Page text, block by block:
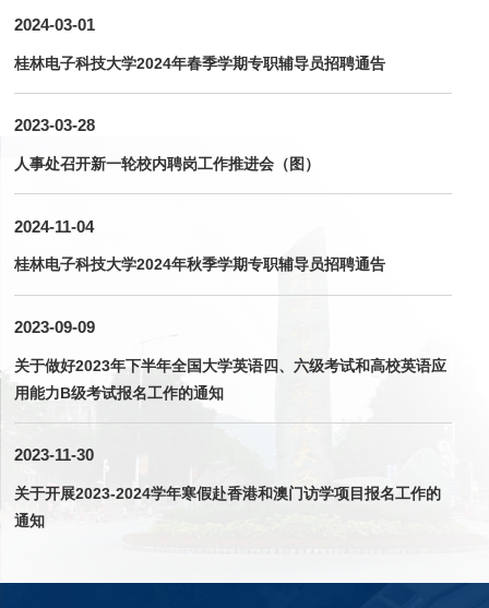
2024-03-01
桂林电子科技大学2024年春季学期专职辅导员招聘通告
2023-03-28
人事处召开新一轮校内聘岗工作推进会（图）
2024-11-04
桂林电子科技大学2024年秋季学期专职辅导员招聘通告
2023-09-09
关于做好2023年下半年全国大学英语四、六级考试和高校英语应
用能力B级考试报名工作的通知
2023-11-30
关于开展2023-2024学年寒假赴香港和澳门访学项目报名工作的
通知